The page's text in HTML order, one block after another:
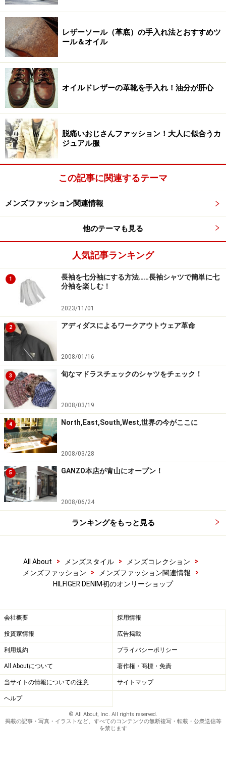
レザーソール（革底）の手入れ法とおすすめツ
ール＆オイル
オイルドレザーの革靴を手入れ！油分が肝心
脱痛いおじさんファッション！大人に似合うカ
ジュアル服
この記事に関連するテーマ
メンズファッション関連情報
他のテーマも見る
人気記事ランキング
1
長袖を七分袖にする方法……長袖シャツで簡単に七
分袖を楽しむ！
2023/11/01
2 アディダスによるワークアウトウェア革命
2008/01/16
3 旬なマドラスチェックのシャツをチェック！
2008/03/19
4 North,East,South,West,世界の今がここに
2008/03/28
5 GANZO本店が青山にオープン！
2008/06/24
ランキングをもっと見る
All About > メンズスタイル > メンズコレクション
>
メンズファッション
> メンズファッション関連情報
>
HILFIGER DENIM初のオンリーショップ
会社概要 採用情報
投資家情報 広告掲載
利用規約 プライバシーポリシー
All Aboutについて 著作権・商標・免責
当サイトの情報についての注意 サイトマップ
ヘルプ
© All About, Inc. All rights reserved.
掲載の記事・写真・イラストなど、すべてのコンテンツの無断複写・転載・公衆送信等
を禁じます